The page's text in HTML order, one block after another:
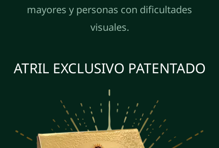
mayores y personas con dificultades
visuales.
ATRIL EXCLUSIVO PATENTADO